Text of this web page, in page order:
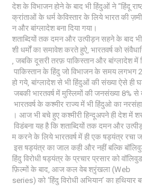
देश के विभाजन होने के बाद भी हिंदुओं ने “हिंदू
क्रांताओं के धर्म केविस्तार के लिये भारत की
न और बांग्लादेश बना दिया गया।
शताब्दियों तक दमन और उत्पीड़न सहने के बाद
शी धर्मों का समावेश करते हुऐ, भारतवर्ष को
, जबकि दूसरी तरफ़ पाकिस्तान और बांग्लादेश में
पाकिस्तान के हिंदु जो विभाजन के समय
हो गये, बांग्लादेश से भी हिंदुओं की संख्या ऐसे ही
जबकी भारतवर्ष में मुस्लिमों की जनसंख्या 8%
भारतवर्ष के कश्मीर राज्य में भी हिंदुओ का
। आज भी बचे हुए कश्मीरी हिन्दूअपने ही देश में
विडंबना यह है कि शताब्दियों तक दमन और
म करने के लिये भारतवर्ष में ही एक षड्यंत्र रचा
इस षड्यंत्र का जाल कही और नहीं बल्कि
हिंदु विरोधी षड्यंत्र के प्रचार प्रसार को
फ़िल्मों के बाद, आज कल वेब श्रृंखला (Web
series) को ‘हिंदु विरोधी अभियान’ का हथियार